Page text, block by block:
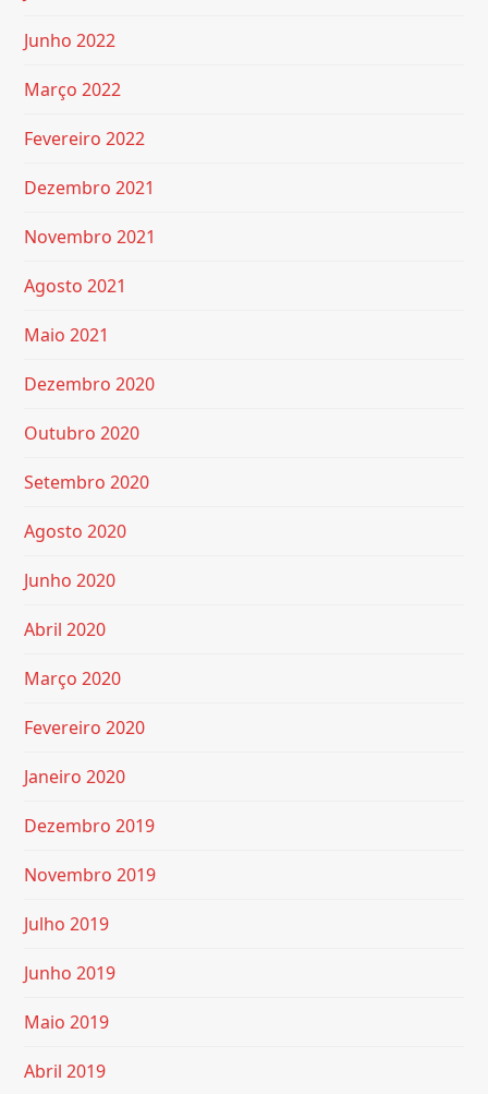
Junho 2022
Março 2022
Fevereiro 2022
Dezembro 2021
Novembro 2021
Agosto 2021
Maio 2021
Dezembro 2020
Outubro 2020
Setembro 2020
Agosto 2020
Junho 2020
Abril 2020
Março 2020
Fevereiro 2020
Janeiro 2020
Dezembro 2019
Novembro 2019
Julho 2019
Junho 2019
Maio 2019
Abril 2019